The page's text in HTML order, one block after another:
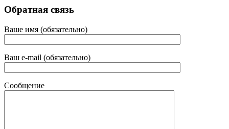
Обратная связь
Ваше имя (обязательно)
Ваш e-mail (обязательно)
Сообщение